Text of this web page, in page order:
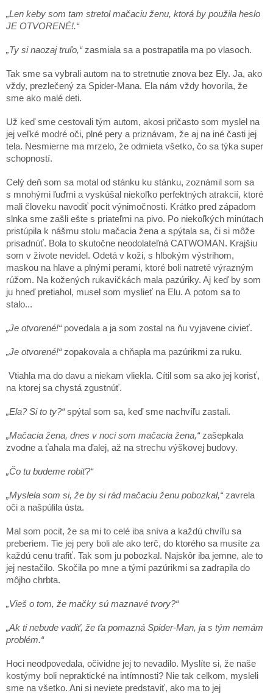
„Len keby som tam stretol mačaciu ženu, ktorá by použila heslo
JE OTVORENÉ!.“
„Ty si naozaj truľo,“zasmiala sa a postrapatila ma po vlasoch.
Tak sme sa vybrali autom na to stretnutie znova bez Ely. Ja, ako
vždy, prezlečený za Spider-Mana. Ela nám vždy hovorila, že
sme ako malé deti.
Už keď sme cestovali tým autom, akosi pričasto som myslel na
jej veľké modré oči, plné pery a priznávam, že aj na iné časti jej
tela. Nesmierne ma mrzelo, že odmieta všetko, čo sa týka super
schopností.
Celý deň som sa motal od stánku ku stánku, zoznámil som sa
s mnohými ľuďmi a vyskúšal niekoľko perfektných atrakcií, ktoré
mali človeku navodiť pocit výnimočnosti. Krátko pred západom
slnka sme zašli ešte s priateľmi na pivo. Po niekoľkých minútach
pristúpila k nášmu stolu mačacia žena a spýtala sa, či si môže
prisadnúť. Bola to skutočne neodolateľná CATWOMAN. Krajšiu
som v živote nevidel. Odetá v koži, s hlbokým výstrihom,
maskou na hlave a plnými perami, ktoré boli natreté výrazným
rúžom. Na kožených rukavičkách mala pazúriky. Aj keď by som
ju hneď pretiahol, musel som myslieť na Elu. A potom sa to
stalo...
„Je otvorené!“povedala a ja som zostal na ňu vyjavene civieť.
„Je otvorené!“zopakovala a chňapla ma pazúrikmi za ruku.
Vtiahla ma do davu a niekam vliekla. Cítil som sa ako jej korisť,
na ktorej sa chystá zgustnúť.
„Ela? Si to ty?“spýtal som sa, keď sme nachvíľu zastali.
„Mačacia žena, dnes v noci som mačacia žena,“zašepkala
zvodne a ťahala ma ďalej, až na strechu výškovej budovy.
„Čo tu budeme robiť?“
„Myslela som si, že by si rád mačaciu ženu pobozkal,“zavrela
oči a našpúlila ústa.
Mal som pocit, že sa mi to celé iba sníva a každú chvíľu sa
preberiem. Tie jej pery boli ale ako terč, do ktorého sa musíte za
každú cenu trafiť. Tak som ju pobozkal. Najskôr iba jemne, ale to
jej nestačilo. Skočila po mne a tými pazúrikmi sa zadrapila do
môjho chrbta.
„Vieš o tom, že mačky sú maznavé tvory?“
„Ak ti nebude vadiť, že ťa pomazná Spider-Man, ja s tým nemám
problém.“
Hoci neodpovedala, očividne jej to nevadilo. Myslíte si, že naše
kostýmy boli nepraktické na intímnosti? Nie tak celkom, mysleli
sme na všetko. Ani si neviete predstaviť, ako ma to jej